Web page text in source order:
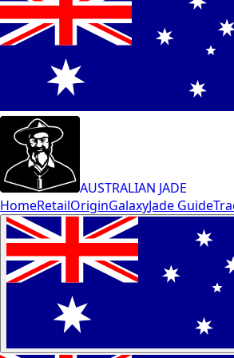
AUSTRALIAN JADE
HomeRetailOriginGalaxyJade Guide